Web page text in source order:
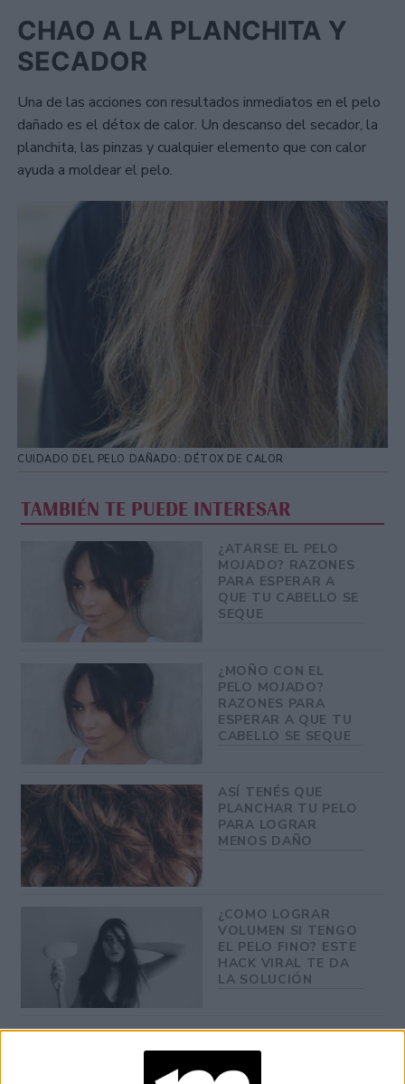
CHAO A LA PLANCHITA Y
SECADOR
Una de las acciones con resultados inmediatos en el pelo
dañado es el détox de calor. Un descanso del secador, la
planchita, las pinzas y cualquier elemento que con calor
ayuda a moldear el pelo.
CUIDADO DEL PELO DAÑADO: DÉTOX DE CALOR
TAMBIÉN TE PUEDE INTERESAR
¿ATARSE EL PELO
MOJADO? RAZONES
PARA ESPERAR A
QUE TU CABELLO SE
SEQUE
¿MOÑO CON EL
PELO MOJADO?
RAZONES PARA
ESPERAR A QUE TU
CABELLO SE SEQUE
ASÍ TENÉS QUE
PLANCHAR TU PELO
PARA LOGRAR
MENOS DAÑO
¿COMO LOGRAR
VOLUMEN SI TENGO
EL PELO FINO? ESTE
HACK VIRAL TE DA
LA SOLUCIÓN
Sumado al descanso de las herramientas de peinado,